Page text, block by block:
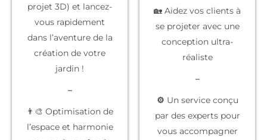
projet 3D) et lancez-
vous rapidement
dans l’aventure de la
création de votre
jardin !
–
👨‍🎨 Optimisation de
l’espace et harmonie
🏡 Aidez vos clients à
se projeter avec une
conception ultra-
réaliste
–
⚙️ Un service conçu
par des expertspour
vous accompagner